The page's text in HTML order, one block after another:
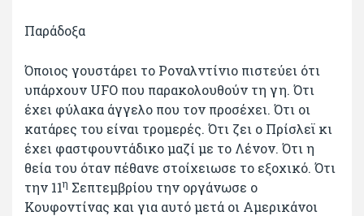
Παράδοξα
Όποιος γουστάρει το Ροναλντίνιο πιστεύει ότι
υπάρχουν UFO που παρακολουθούν τη γη. Ότι
έχει φύλακα άγγελο που τον προσέχει. Ότι οι
κατάρες του είναι τρομερές. Ότι ζει ο Πρίσλεϊ κι
έχει φαστφουντάδικο μαζί με το Λένον. Ότι η
θεία του όταν πέθανε στοίχειωσε το εξοχικό. Ότι
την 11η Σεπτεμβρίου την οργάνωσε ο
Κουφοντίνας και για αυτό μετά οι Αμερικάνοι